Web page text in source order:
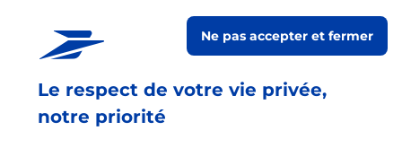
Le respect de votre vie privée,
notre priorité
Ne pas accepter et fermer
En savoir plus
Vous souhaitez envoyer un colis depuis : SAINT